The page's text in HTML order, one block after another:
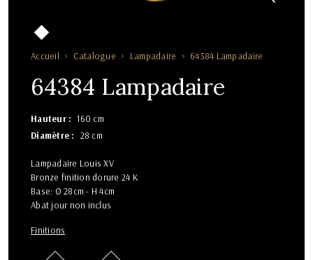
Accueil Catalogue Lampadaire 64384 Lampadaire
64384 Lampadaire
Hauteur
160 cm
Diamètre
28 cm
Lampadaire Louis XV
Bronze finition dorure 24 K
Base: Ø 28cm - H 4cm
Abat jour non inclus
Finitions